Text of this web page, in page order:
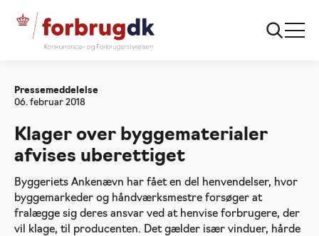
Forside
Klager over byggematerialer afvises
uberettiget
Pressemeddelelse
06. februar 2018
Klager over byggematerialer
afvises uberettiget
Byggeriets Ankenævn har fået en del henvendelser, hvor
byggemarkeder og håndværksmestre forsøger at
fralægge sig deres ansvar ved at henvise forbrugere, der
vil klage, til producenten. Det gælder især vinduer, hårde